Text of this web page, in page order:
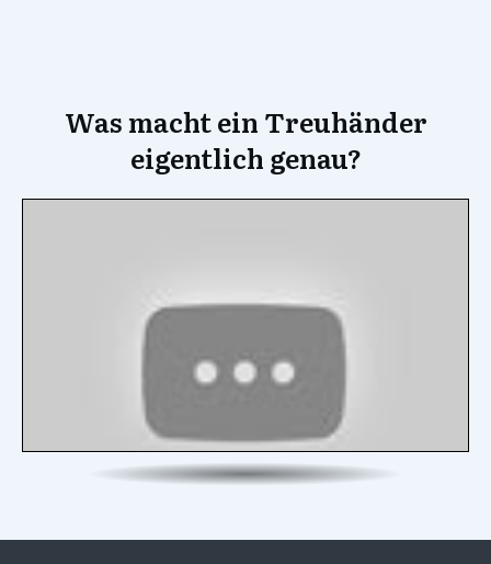
Was macht ein Treuhänder
eigentlich genau?